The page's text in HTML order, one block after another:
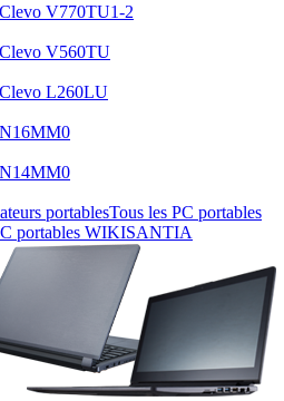
V770TU1-2
V560TU
L260LU
Tous les PC portables
portables WIKISANTIA